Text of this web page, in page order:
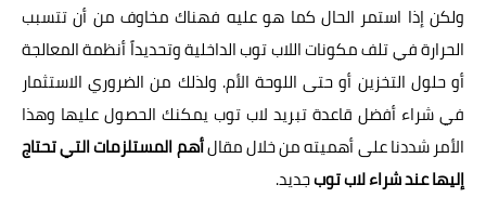
ولكن إذا استمر الحال كما هو عليه فهناك مخاوف من أن تتسبب
الحرارة في تلف مكونات اللاب توب الداخلية وتحديداً أنظمة المعالجة
أو حلول التخزين أو حتى اللوحة الأم. ولذلك من الضروري الاستثمار
في شراء أفضل قاعدة تبريد لاب توب يمكنك الحصول عليها وهذا
الأمر شددنا على أهميته من خلال مقالأهم المستلزمات التي تحتاج
إليها عند شراء لاب توبجديد.